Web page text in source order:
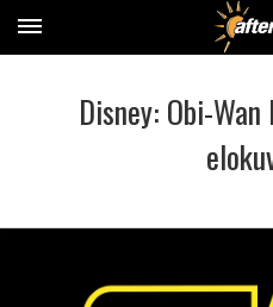
Disney: Obi-